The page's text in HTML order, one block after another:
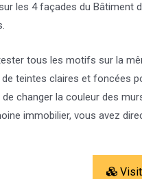
les 4 façades du Bâtiment
tous les motifs sur la
teintes claires et foncées
changer la couleur des
immobilier, vous avez